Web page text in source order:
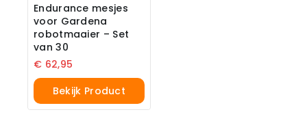
Endurance mesjes
voor Gardena
robotmaaier – Set
van 30
€ 62,95
Bekijk Product